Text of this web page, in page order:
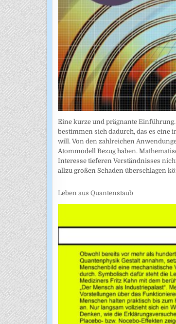
Eine kurze und prägnante
bestimmen sich dadurch, das es eine
will. Von den zahlreichen
Atommodell Bezug haben.
Interesse tieferen Verständnisses
allzu großen Schaden überschlagen
Leben aus Quantenstaub